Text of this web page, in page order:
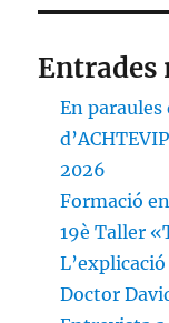
Entrades
En
2026
Formació
19è Taller
Doctor